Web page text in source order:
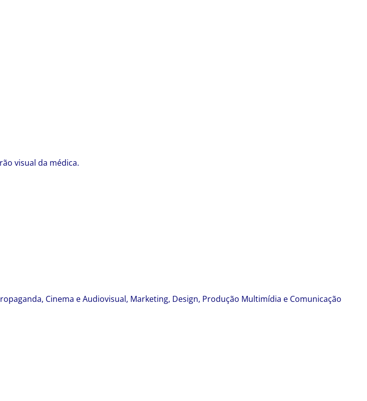
visual da médica.
Cinema e Audiovisual, Marketing, Design, Produção Multimídia e Comunicação